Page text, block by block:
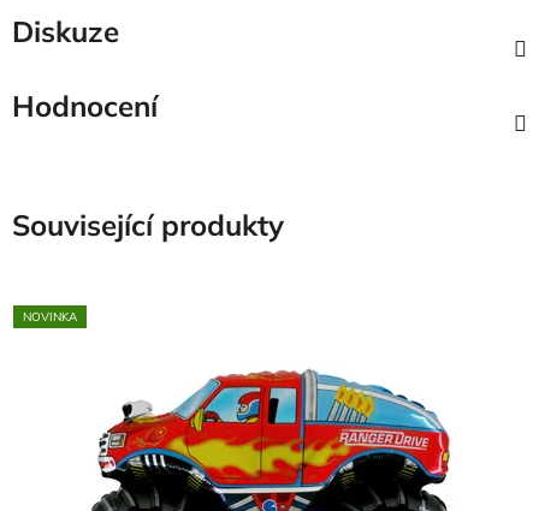
Diskuze
Hodnocení
Související produkty
NOVINKA